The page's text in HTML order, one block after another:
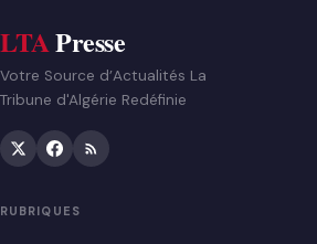
LTAPresse
Votre Source d’Actualités La
Tribune d'Algérie Redéfinie
RUBRIQUES